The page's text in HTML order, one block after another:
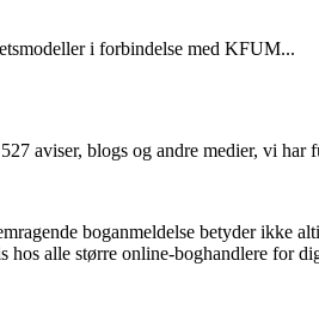
i forbindelse med KFUM...
aviser, blogs og andre medier, vi
boganmeldelse betyder
alle større online-boghandlere for